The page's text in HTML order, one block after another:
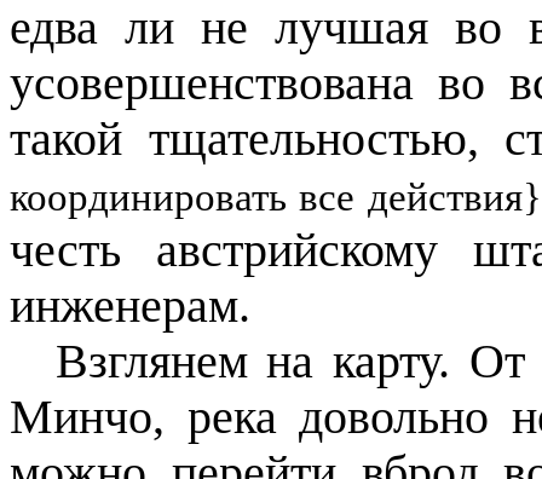
едва ли не лучшая во
усовершенствована во
такой тщательностью,
координировать все действия}
честь австрийскому
инженерам.
Взглянем на карту.
Минчо, река довольно